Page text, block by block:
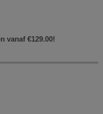
vanaf €129.00!